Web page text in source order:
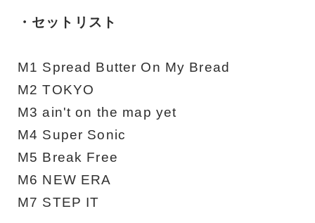
・セットリスト
M1 Spread Butter On My Bread
M2 TOKYO
M3 ain't on the map yet
M4 Super Sonic
M5 Break Free
M6 NEW ERA
M7 STEP IT